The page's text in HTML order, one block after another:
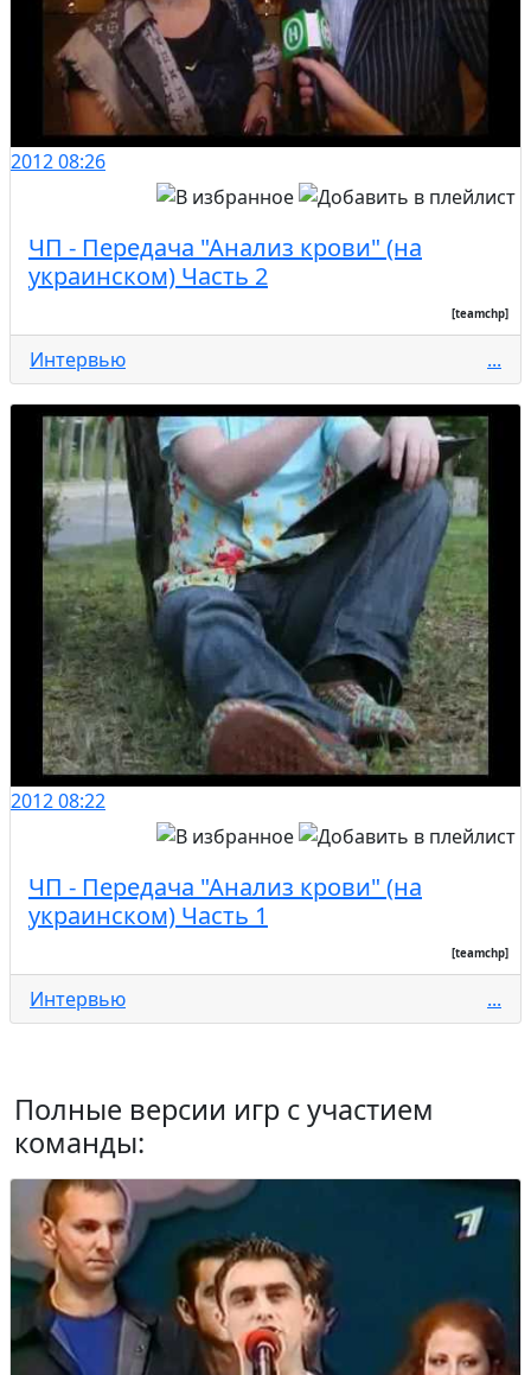
201208:26
ЧП - Передача "Анализ крови" (на
украинском) Часть 2
[teamchp]
Интервью ...
201208:22
ЧП - Передача "Анализ крови" (на
украинском) Часть 1
[teamchp]
Интервью ...
Полные версии игр с участием
команды: